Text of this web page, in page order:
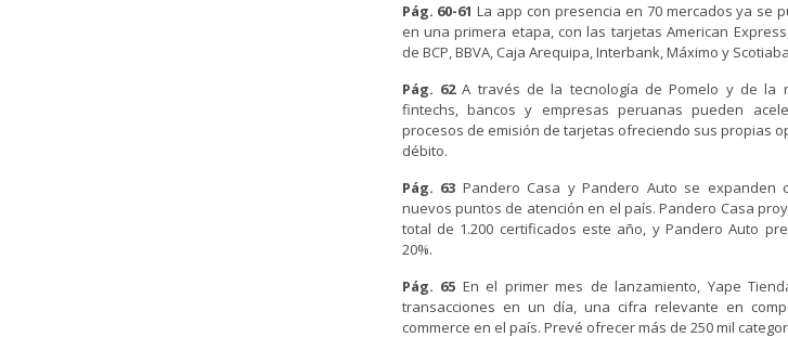
Pág. 60-61La app con presencia en 70 mercados ya se
en una primera etapa, con las tarjetas American
de BCP, BBVA, Caja Arequipa, Interbank, Máximo y
Pág. 62A través de la tecnología de Pomelo y de la
fintechs, bancos y empresas peruanas pueden
procesos de emisión de tarjetas ofreciendo sus propias
débito.
Pág. 63 Pandero Casa y Pandero Auto se expanden
nuevos puntos de atención en el país. Pandero Casa
total de 1.200 certificados este año, y Pandero Auto
20%.
Pág. 65 En el primer mes de lanzamiento, Yape
transacciones en un día, una cifra relevante en
commerce en el país. Prevé ofrecer más de 250 mil